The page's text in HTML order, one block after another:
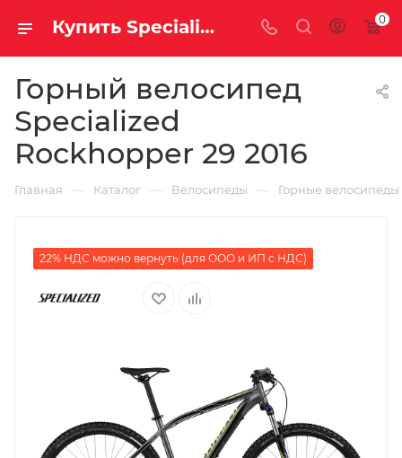
Купить Specialized Rockhopper 29 2016 за рублей, а со скидкой 0
Горный велосипед
Specialized
Rockhopper 29 2016
Главная — Каталог — Велосипеды — Горные велосипеды
22% НДС можно вернуть (для ООО и ИП с НДС)